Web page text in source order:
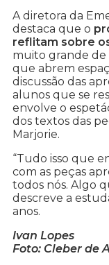
A diretora da
destaca que o
reflitam sobre
muito grande de
que abrem
discussão das
alunos que se
envolve o
dos textos das
Marjorie.
“Tudo isso que
com as peças
todos nós. Algo
descreve a
anos.
Ivan Lopes
Foto: Cleber de